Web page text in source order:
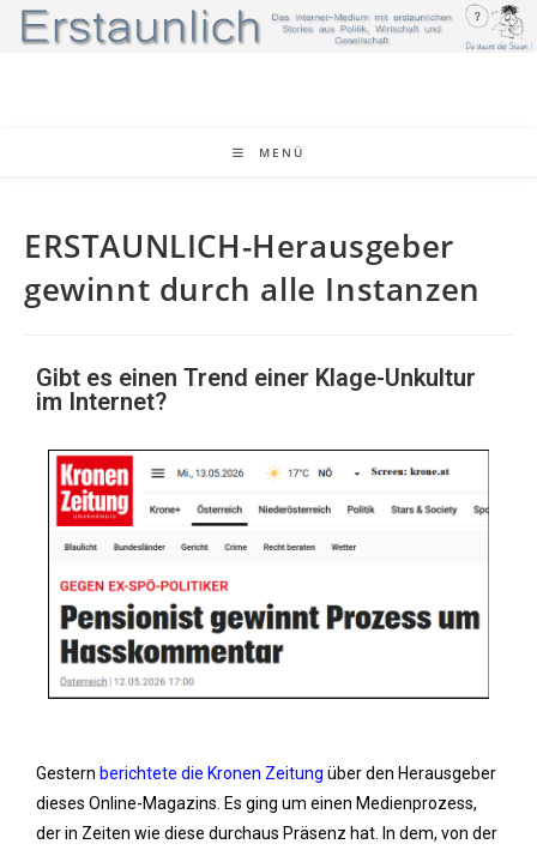
MENÜ
ERSTAUNLICH-Herausgeber
gewinnt durch alle Instanzen
Gibt es einen Trend einer Klage-Unkultur
im Internet?
Gestern berichtete die Kronen Zeitung über den Herausgeber
dieses Online-Magazins. Es ging um einen Medienprozess,
der in Zeiten wie diese durchaus Präsenz hat. In dem, von der